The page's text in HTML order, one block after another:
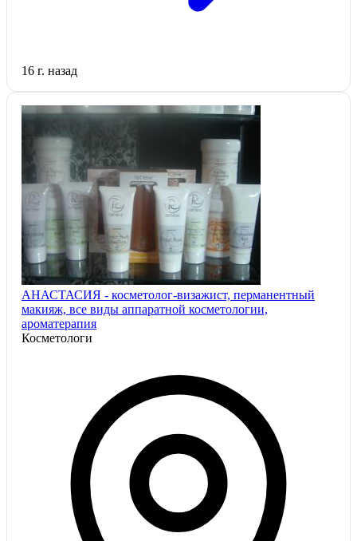
16 г. назад
АНАСТАСИЯ - косметолог-визажист, перманентный
макияж, все виды аппаратной косметологии,
ароматерапия
Косметологи